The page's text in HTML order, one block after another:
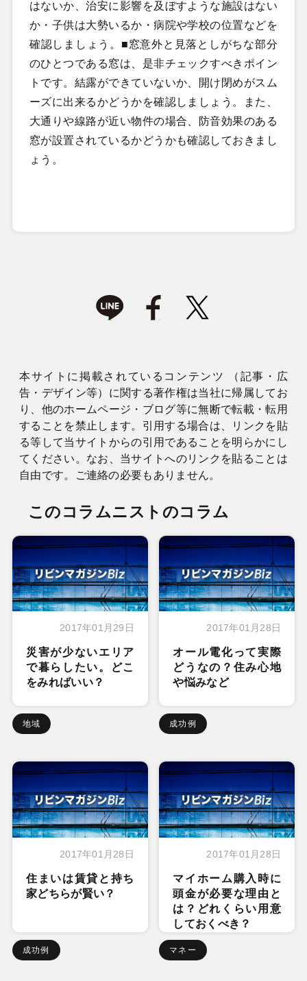
はないか、治安に影響を及ぼすような施設はない
か・子供は大勢いるか・病院や学校の位置などを
確認しましょう。■窓意外と見落としがちな部分
のひとつである窓は、是非チェックすべきポイン
トです。結露ができていないか、開け閉めがスム
ーズに出来るかどうかを確認しましょう。また、
大通りや線路が近い物件の場合、防音効果のある
窓が設置されているかどうかも確認しておきまし
ょう。
本サイトに掲載されているコンテンツ （記事・広
告・デザイン等）に関する著作権は当社に帰属してお
り、他のホームページ・ブログ等に無断で転載・転用
することを禁止します。引用する場合は、リンクを貼
る等して当サイトからの引用であることを明らかにし
てください。なお、当サイトへのリンクを貼ることは
自由です。ご連絡の必要もありません。
このコラムニストのコラム
2017年01月29日
災害が少ないエリア
で暮らしたい。どこ
をみればいい？
地域
2017年01月28日
オール電化って実際
どうなの？住み心地
や悩みなど
成功例
2017年01月28日
住まいは賃貸と持ち
家どちらが賢い？
成功例
2017年01月28日
マイホーム購入時に
頭金が必要な理由と
は？どれくらい用意
しておくべき？
マネー